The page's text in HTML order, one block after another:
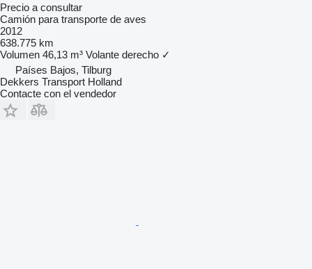
Precio a consultar
Camión para transporte de aves
2012
638.775 km
Volumen 46,13 m³ Volante derecho ✓
Países Bajos, Tilburg
Dekkers Transport Holland
Contacte con el vendedor